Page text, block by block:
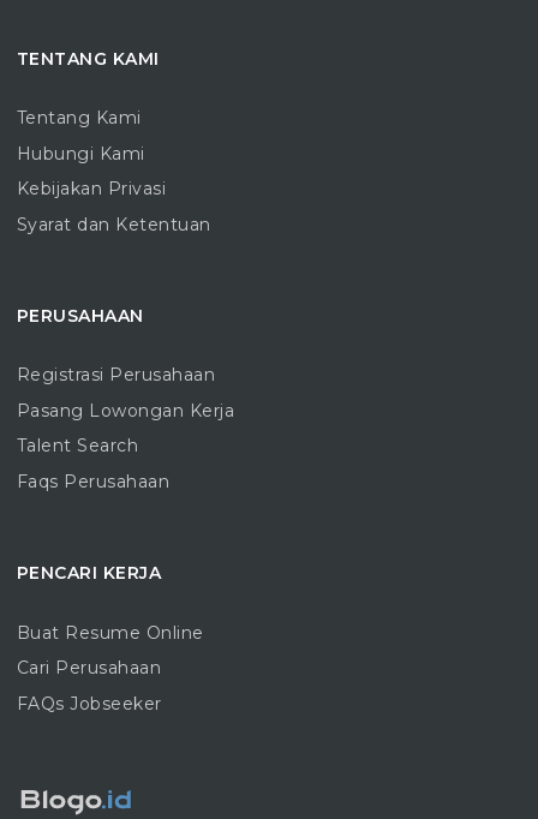
TENTANG KAMI
Tentang Kami
Hubungi Kami
Kebijakan Privasi
Syarat dan Ketentuan
PERUSAHAAN
Registrasi Perusahaan
Pasang Lowongan Kerja
Talent Search
Faqs Perusahaan
PENCARI KERJA
Buat Resume Online
Cari Perusahaan
FAQs Jobseeker